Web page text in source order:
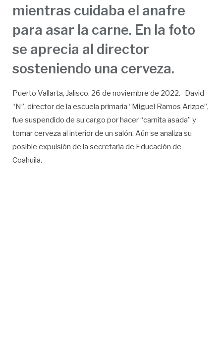
mientras cuidaba el anafre
para asar la carne. En la foto
se aprecia al director
sosteniendo una cerveza.
Puerto Vallarta, Jalisco. 26 de noviembre de 2022.- David
“N”, director de la escuela primaria “Miguel Ramos Arizpe”,
fue suspendido de su cargo por hacer “carnita asada” y
tomar cerveza al interior de un salón. Aún se analiza su
posible expulsión de la secretaría de Educación de
Coahuila.